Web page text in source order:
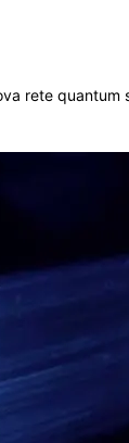
rete quantum